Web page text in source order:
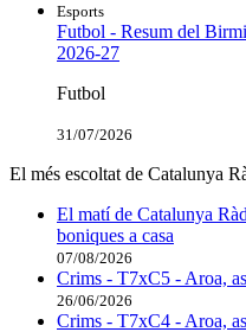
Esports
Futbol - Resum del
2026-27
Futbol
31/07/2026
El més escoltat de Catalunya
El matí de Catalunya
boniques a casa
07/08/2026
Crims - T7xC5 - Aroa,
26/06/2026
Crims - T7xC4 - Aroa,